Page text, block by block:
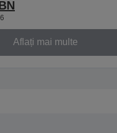
Aflați mai multe